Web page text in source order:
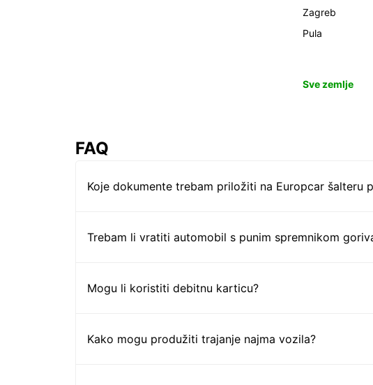
Zagreb
Pula
Sve zemlje
FAQ
Koje dokumente trebam priložiti na Europcar šalteru
Trebam li vratiti automobil s punim spremnikom
Mogu li koristiti debitnu karticu?
Kako mogu produžiti trajanje najma vozila?